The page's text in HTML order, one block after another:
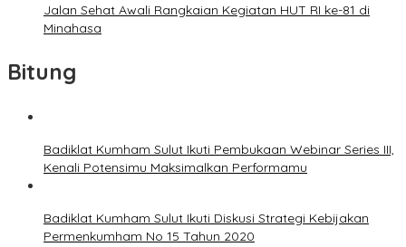
Jalan Sehat Awali Rangkaian Kegiatan HUT RI ke-81 di
Minahasa
Bitung
Badiklat Kumham Sulut Ikuti Pembukaan Webinar Series III,
Kenali Potensimu Maksimalkan Performamu
Badiklat Kumham Sulut Ikuti Diskusi Strategi Kebijakan
Permenkumham No 15 Tahun 2020